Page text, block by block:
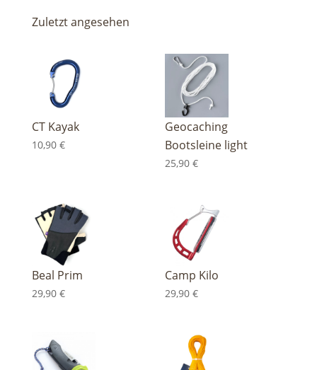
Zuletzt angesehen
CT Kayak
10,90 €
Geocaching
Bootsleine light
25,90 €
Beal Prim
29,90 €
Camp Kilo
29,90 €